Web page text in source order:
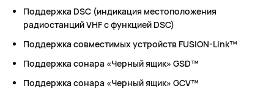
Поддержка DSC (индикация местоположения
радиостанций VHF с функцией DSC)
Поддержка совместимых устройств FUSION-Link™
Поддержка сонара «Черный ящик» GSD™
Поддержка сонара «Черный ящик» GCV™